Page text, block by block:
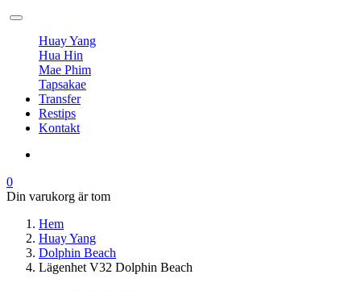
Huay Yang
Hua Hin
Mae Phim
Tapsakae
Transfer
Restips
Kontakt
0
Din varukorg är tom
Hem
Huay Yang
Dolphin Beach
Lägenhet V32 Dolphin Beach